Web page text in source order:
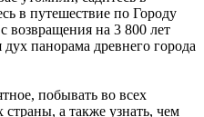
в путешествие по Городу
возвращения на 3 800 лет
панорама древнего города
побывать во всех
страны, а также узнать, чем